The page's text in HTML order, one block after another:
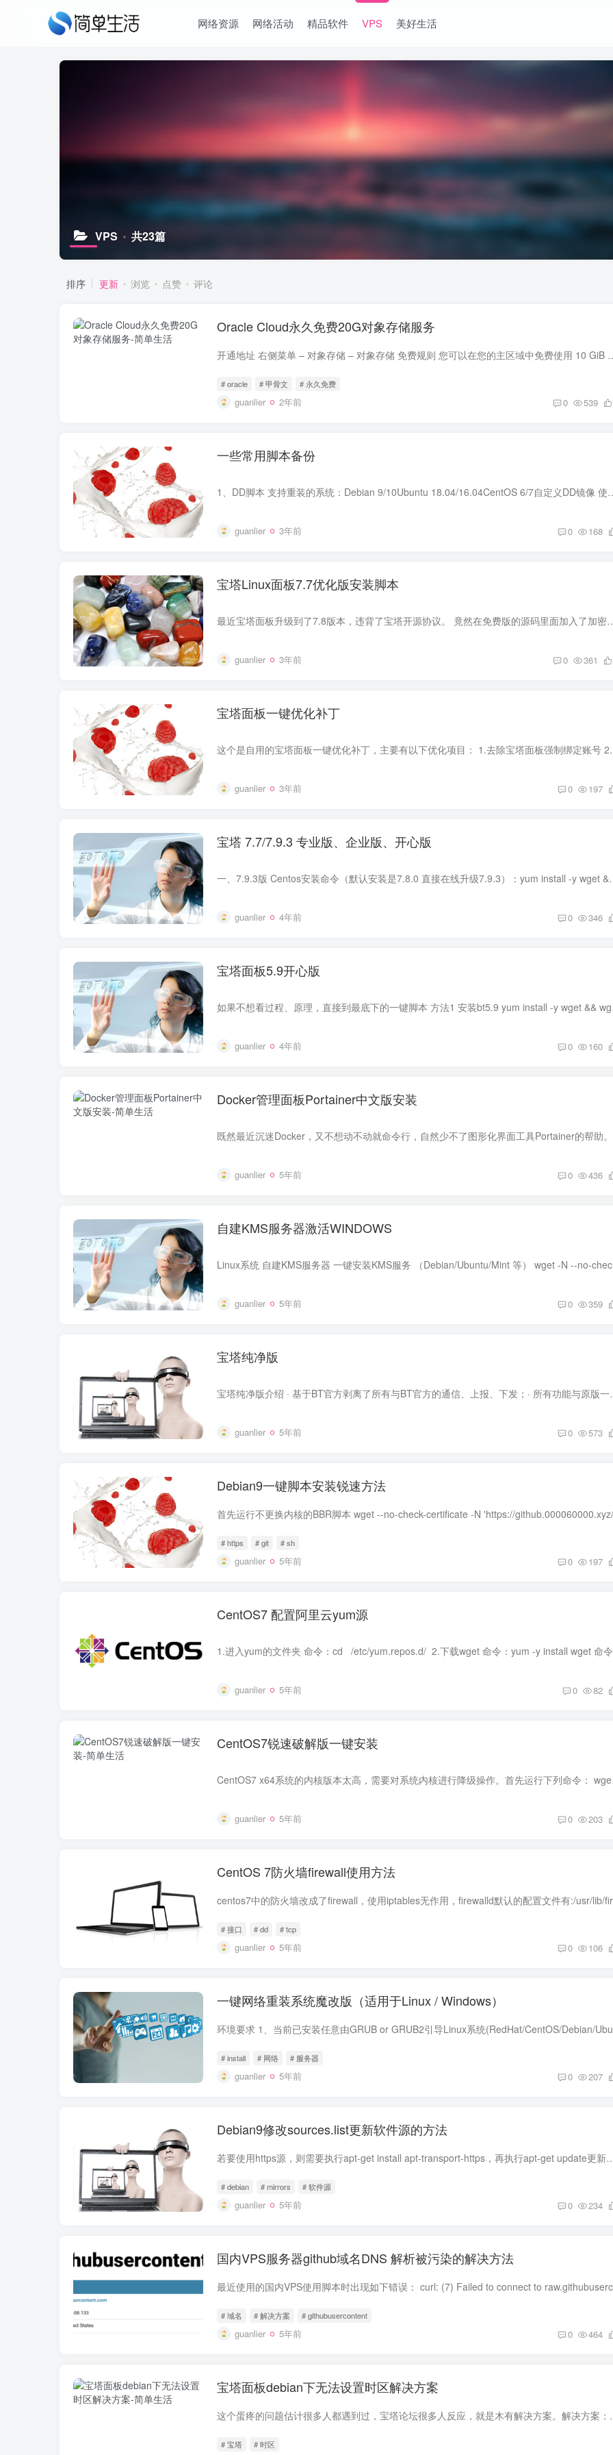
网络资源 网络活动 精品软件 VPS 美好生活
VPS 共23篇
排序 更新 浏览 点赞 评论
Oracle Cloud永久免费20G对象存储服务
开通地址 右侧菜单 – 对象存储 – 对象存储 免费规则 您
# oracle # 甲骨文 # 永久免费
guanlier 2年前 0 539
一些常用脚本备份
1、DD脚本 支持重装的系统：Debian 9/10Ubuntu 18.04/
guanlier 3年前 0 168
宝塔Linux面板7.7优化版安装脚本
最近宝塔面板升级到了7.8版本，违背了宝塔开源协议。 竟然在免费版的源码里面
guanlier 3年前 0 361
宝塔面板一键优化补丁
guanlier 3年前 0 197
宝塔 7.7/7.9.3 专业版、企业版、开心版
一、7.9.3版 Centos安装命令（默认安装
guanlier 4年前 0 346
宝塔面板5.9开心版
如果不想看过
guanlier 4年前 0 160
Docker管理面板Portainer中文版安装
guanlier 5年前 0 436
自建KMS服务器激活WINDOWS
guanlier 5年前 0 359
宝塔纯净版
宝塔纯净版介绍 · 基于BT官方剥离了所
guanlier 5年前 0 573
Debian9一键脚本安装锐速方法
# https # git # sh
guanlier 5年前 0 197
CentOS7 配置阿里云yum源
guanlier 5年前 0 82
CentOS7锐速破解版一键安装
CentOS7 x64系
guanlier 5年前 0 203
CentOS 7防火墙firewall使用方法
# 接口 # dd # tcp
guanlier 5年前 0 106
一键网络重装系统魔改版（适用于Linux / Windows）
# install # 网络 # 服务器
guanlier 5年前 0 207
Debian9修改sources.list更新软件源的方法
若要使用https源，则需要执行apt-get install apt-transport-https，再执行apt-get update更
# debian # mirrors # 软件源
guanlier 5年前 0 234
国内VPS服务器github域名DNS 解析被污染的解决方法
# 域名 # 解决方案 # githubusercontent
guanlier 5年前 0 464
宝塔面板debian下无法设置时区解决方案
这个蛋疼的问题估计很多人都遇到过，宝
# 宝塔 # 时区